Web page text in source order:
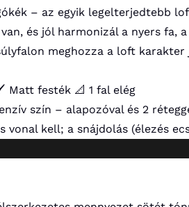
– az egyik legelterjedtebb
és jól harmonizál a nyers fa,
meghozza a loft
Matt festék 📐 1 fal elég
szín – alapozóval és 2
vonal kell; a snájdolás (élezés